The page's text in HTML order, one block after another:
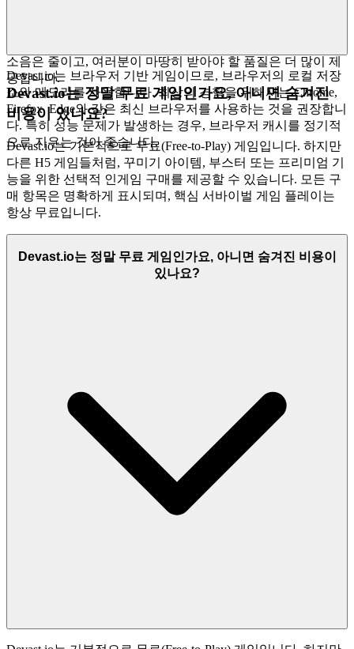
소음은 줄이고, 여러분이 마땅히 받아야 할 품질은 더 많이 제
공합니다.
Devast.io는 브라우저 기반 게임이므로, 브라우저의 로컬 저장
소와 메모리를 사용합니다. 최상의 경험을 위해서는 Chrome,
Firefox, Edge와 같은 최신 브라우저를 사용하는 것을 권장합니
다. 특히 성능 문제가 발생하는 경우, 브라우저 캐시를 정기적
으로 지우는 것이 좋습니다.
Devast.io는 정말 무료 게임인가요, 아니면 숨겨진
비용이 있나요?
Devast.io는 기본적으로 무료(Free-to-Play) 게임입니다. 하지만
다른 H5 게임들처럼, 꾸미기 아이템, 부스터 또는 프리미엄 기
능을 위한 선택적 인게임 구매를 제공할 수 있습니다. 모든 구
매 항목은 명확하게 표시되며, 핵심 서바이벌 게임 플레이는
항상 무료입니다.
Devast.io는 정말 무료 게임인가요, 아니면 숨겨진 비용이
있나요?